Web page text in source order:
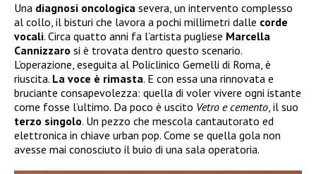
Una diagnosi oncologica severa, un intervento complesso
al collo, il bisturi che lavora a pochi millimetri dalle corde
vocali. Circa quatto anni fa l’artista pugliese Marcella
Cannizzaro si è trovata dentro questo scenario.
L’operazione, eseguita al Policlinico Gemelli di Roma, è
riuscita. La voce è rimasta. E con essa una rinnovata e
bruciante consapevolezza: quella di voler vivere ogni istante
come fosse l’ultimo. Da poco è uscito Vetro e cemento, il suo
terzo singolo. Un pezzo che mescola cantautorato ed
elettronica in chiave urban pop. Come se quella gola non
avesse mai conosciuto il buio di una sala operatoria.